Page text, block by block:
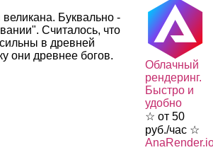
Облачный
рендеринг.
Быстро и
удобно
☆ от 50
руб./час ☆
Буквально -
Считалось, что
в древней
они древнее богов.